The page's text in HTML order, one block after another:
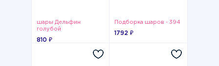
шары Дельфин
голубой
810 ₽
Подборка шаров - 394
1792 ₽